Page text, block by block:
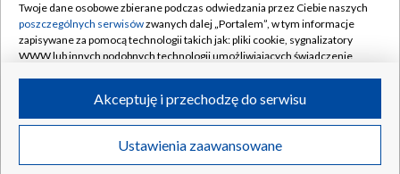
Rada Programowa
System NOS
Informacje o nadawcy
Program dla prasy
Ogłoszenie przetargowe
Kontakt
Kanały
©2026 Telewizja Polska S.A. w likwidacji
Twoje dane osobowe zbierane podczas odwiedzania przez Ciebie naszych
poszczególnych serwisówzwanych dalej „Portalem”, w tym informacje
zapisywane za pomocą technologii takich jak: pliki cookie, sygnalizatory
WWW lub innych podobnych technologii umożliwiających świadczenie
ruchu w Internecie.
Twoje dane osobowe zbierane podczas odwiedzania przez Ciebie
poszczególnych serwisówna Portalu, takie jak adresy IP, identyfikatory
Ustawienia zaawansowane
Akceptuję i przechodzę do serwisu